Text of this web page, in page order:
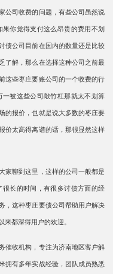
公司收费的问题，有些公司虽然说
你觉得支付这么昂贵的费用不划
债公司目前在国内的数量还是比较
了解，那么在选择这种公司之前最
这些枣庄要账公司的一个收费的行
被这些公司敲竹杠那就太不划算
的报价，也就是说大多数的枣庄要
价太高得离谱的话，那很显然这样
家聊到这里，这样的公司一般都是
长的时间，有很多讨债方面的经
，这种枣庄要债公司帮助用户解决
来都深得用户的欢迎。
催收机构，专注为济南地区客户解
拥有多年实战经验，团队成员熟悉